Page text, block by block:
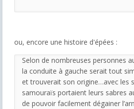
ou, encore une histoire d'épées :
Selon de nombreuses personnes
la conduite à gauche serait tout
et trouverait son origine…avec les
samouraïs portaient leurs sabres
de pouvoir facilement dégainer